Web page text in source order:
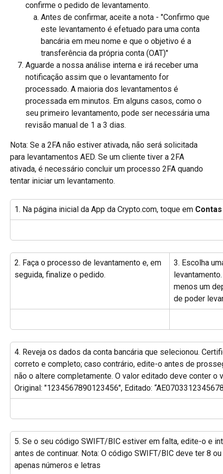
confirme o pedido de levantamento.
Antes de confirmar, aceite a nota - "Confirmo que
este levantamento é efetuado para uma conta
bancária em meu nome e que o objetivo é a
transferência da própria conta (OAT)"
Aguarde a nossa análise interna e irá receber uma
notificação assim que o levantamento for
processado. A maioria dos levantamentos é
processada em minutos. Em alguns casos, como o
seu primeiro levantamento, pode ser necessária uma
revisão manual de 1 a 3 dias.
Nota: Se a 2FA não estiver ativada, não será solicitada
para levantamentos AED. Se um cliente tiver a 2FA
ativada, é necessário concluir um processo 2FA quando
tentar iniciar um levantamento.
1. Na página inicial da App da Crypto.com, toque em
2. Faça o processo de levantamento e, em
seguida, finalize o pedido.
3. Escolha
menos um
de poder
4. Reveja os dados da conta bancária que selecionou.
correto e completo; caso contrário, edite-o antes de
não o altere completamente. O valor editado deve conter o
Original: "1234567890123456", Editado:
5. Se o seu código SWIFT/BIC estiver em falta, edite-o e
antes de continuar. Nota: O código SWIFT/BIC deve ter 8
apenas números e letras